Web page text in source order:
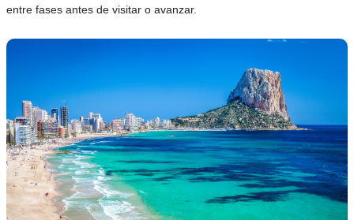
entre fases antes de visitar o avanzar.